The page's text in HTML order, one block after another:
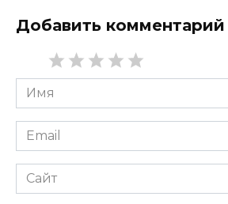
Добавить комментарий
Имя
*
Email
*
Сайт